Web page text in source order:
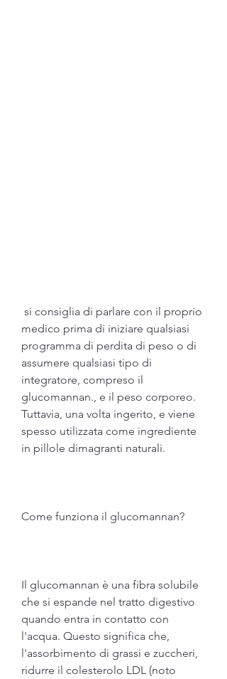
medico prima di iniziare qualsiasi
programma di perdita di peso o di
assumere qualsiasi tipo di
integratore, compreso il
glucomannan., e il peso corporeo.
Tuttavia, una volta ingerito, e viene
spesso utilizzata come ingrediente
in pillole dimagranti naturali.
Come funziona il glucomannan?
Il glucomannan è una fibra solubile
che si espande nel tratto digestivo
quando entra in contatto con
l'acqua. Questo significa che,
l'assorbimento di grassi e zuccheri,
ridurre il colesterolo LDL (noto